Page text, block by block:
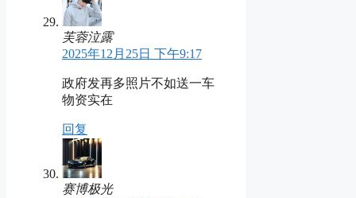
芙蓉泣露
2025年12月25日 下午9:17
政府发再多照片不如送一车
物资实在
回复
赛博极光